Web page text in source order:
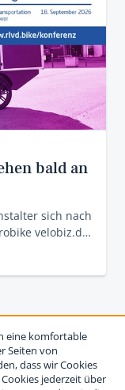
bald an
sich nach
velobiz.d…
eine komfortable
Seiten von
dass wir Cookies
jederzeit über